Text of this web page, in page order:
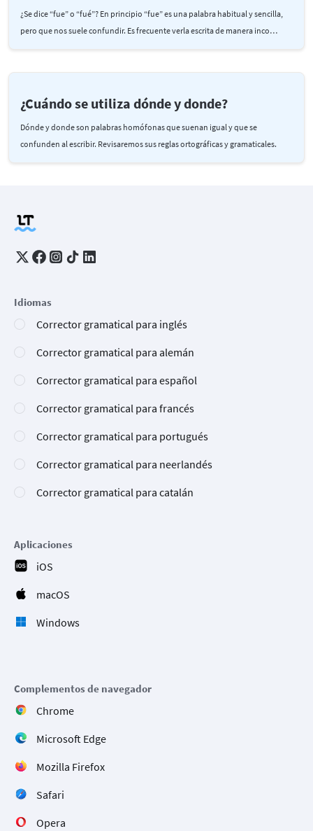
¿Se dice “fue” o “fué”? En principio “fue” es una palabra habitual y sencilla,
pero que nos suele confundir. Es frecuente verla escrita de manera inco…
¿Cuándo se utiliza dónde y donde?
Dónde y donde son palabras homófonas que suenan igual y que se
confunden al escribir. Revisaremos sus reglas ortográficas y gramaticales.
Idiomas
Corrector gramatical para inglés
Corrector gramatical para alemán
Corrector gramatical para español
Corrector gramatical para francés
Corrector gramatical para portugués
Corrector gramatical para neerlandés
Corrector gramatical para catalán
Aplicaciones
iOS
macOS
Windows
Complementos de navegador
Chrome
Microsoft Edge
Mozilla Firefox
Safari
Opera